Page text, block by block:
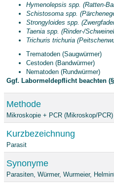
Hymenolepsis spp. (Ratten-
Schistosoma spp.
Strongyloides spp.
Taenia spp. (Rinder-/
Trichuris trichuria
Trematoden (Saugwürmer)
Cestoden (Bandwürmer)
Nematoden (Rundwürmer)
Ggf. Labormeldepflicht beachten
Methode
Mikroskopie + PCR (Mikroskop/PCR)
Kurzbezeichnung
Parasit
Synonyme
Parasiten, Würmer, Wurmeier,